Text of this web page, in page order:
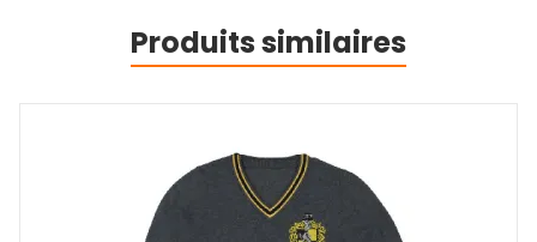
Produits similaires